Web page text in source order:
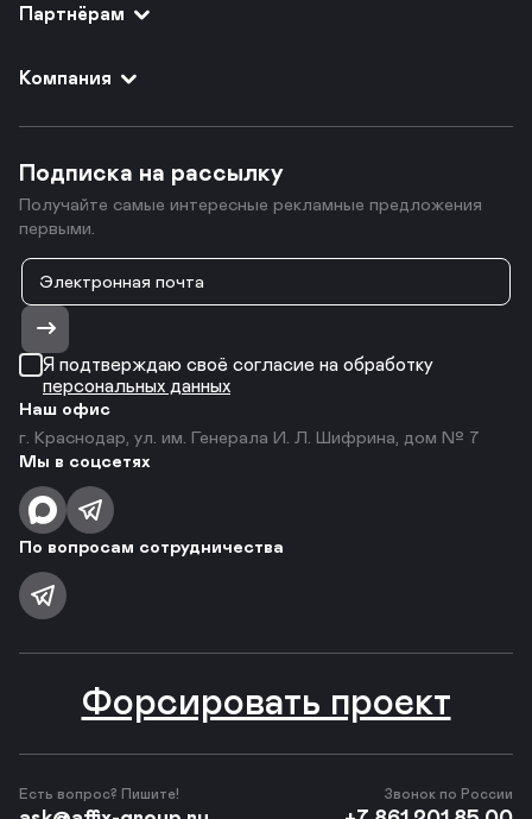
Партнёрам
Компания
Подписка на рассылку
Получайте самые интересные рекламные предложения
первыми.
Я подтверждаю своё согласие на обработку
персональных данных
Наш офис
г. Краснодар, ул. им. Генерала И. Л. Шифрина, дом № 7
Мы в соцсетях
По вопросам сотрудничества
Есть вопрос? Пишите!
Форсировать проект
Звонок по России